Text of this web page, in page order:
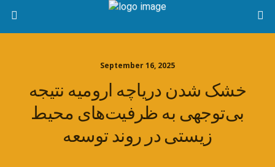
September 16, 2025
خشک شدن دریاچه ارومیه نتیجه
بی‌توجهی به ظرفیت‌های محیط‌
زیستی در روند توسعه